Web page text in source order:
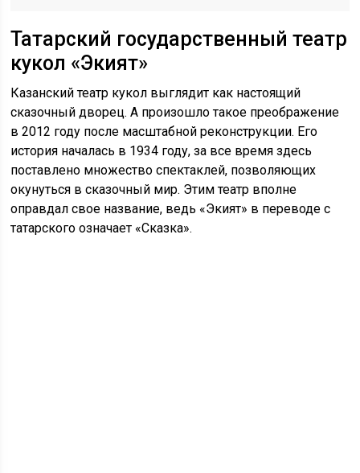
Татарский государственный театр
кукол «Экият»
Казанский театр кукол выглядит как настоящий
сказочный дворец. А произошло такое преображение
в 2012 году после масштабной реконструкции. Его
история началась в 1934 году, за все время здесь
поставлено множество спектаклей, позволяющих
окунуться в сказочный мир. Этим театр вполне
оправдал свое название, ведь «Экият» в переводе с
татарского означает «Сказка».